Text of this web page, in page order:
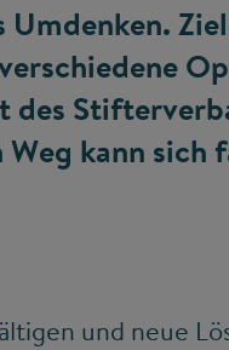
des
kann
und neue